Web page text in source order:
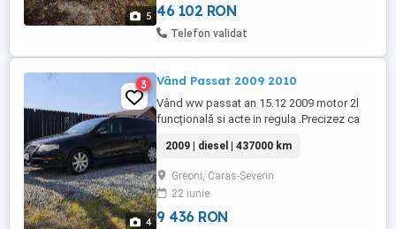
5
navigatie R-Link(Bluetooth, aux) sunet ...
46 102 RON
Telefon validat
4
3 Vând Passat 2009 2010
Vând ww passat an 15.12 2009 motor 2l
funcțională si acte in regula .Precizez ca
interior si exterior datorită vârstei . Km
mașinii sunt de 437000 reali in creștere
ocazional deoarece există o a 2 mașină
de aceea si motivul vânzării. Masina nu
este pentru pretențioși! ...
2009 | diesel | 437000 km
Greoni, Caras-Severin
22 iunie
9 436 RON